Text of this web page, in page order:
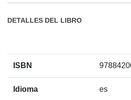
DETALLES DEL LIBRO
ISBN
Idioma es